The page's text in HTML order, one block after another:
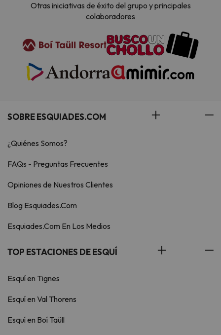
Otras iniciativas de éxito del grupo y principales
colaboradores
SOBRE ESQUIADES.COM
¿Quiénes Somos?
FAQs - Preguntas Frecuentes
Opiniones de Nuestros Clientes
Blog Esquiades.Com
Esquiades.Com En Los Medios
TOP ESTACIONES DE ESQUÍ
Esquí en Tignes
Esquí en Val Thorens
Esquí en Boí Taüll